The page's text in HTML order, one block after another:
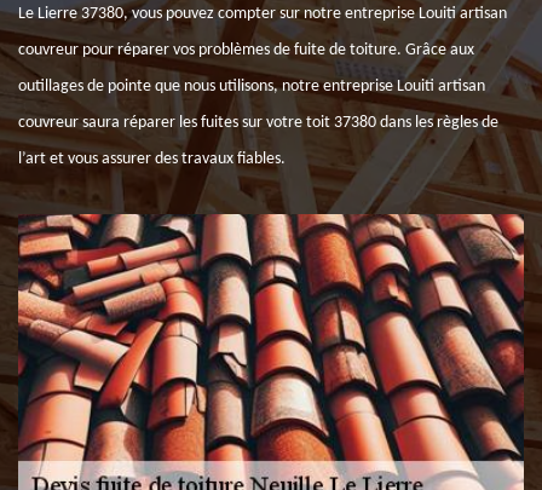
Le Lierre 37380, vous pouvez compter sur notre entreprise Louiti artisan
couvreur pour réparer vos problèmes de fuite de toiture. Grâce aux
outillages de pointe que nous utilisons, notre entreprise Louiti artisan
couvreur saura réparer les fuites sur votre toit 37380 dans les règles de
l’art et vous assurer des travaux fiables.